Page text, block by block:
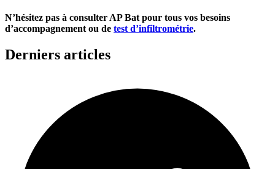
N’hésitez pas à consulter AP Bat pour tous vos besoins
d’accompagnement ou de test d’infiltrométrie.
Derniers articles